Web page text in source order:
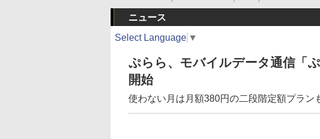
ニュース
Select Language ▼
ぷらら、モバイルデータ通信「
開始
使わない月は月額380円の二段階定額プラン